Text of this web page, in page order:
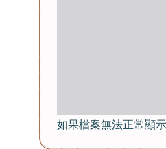
如果檔案無法正常顯